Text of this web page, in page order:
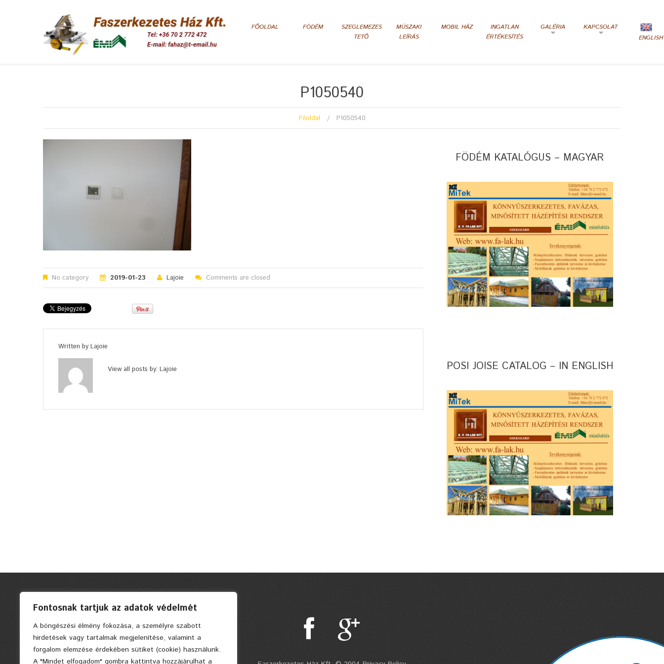
Fontosnak tartjuk az adatok védelmét
A böngészési élmény fokozása, a személyre szabott
hirdetések vagy tartalmak megjelenítése, valamint a
forgalom elemzése érdekében sütiket (cookie) használunk.
A "Mindet elfogadom" gombra kattintva hozzájárulhat a
FŐOLDAL FÖDÉM
SZEGLEMEZES
TETŐ
MÚSZAKI
LEÍRÁS
MOBIL HÁZ
INGATLAN
ÉRTÉKESÍTÉS
GALÉRIA
KAPCSOLAT
ENGLISH
P1050540
Főoldal P1050540
No category 2019-01-23 Lajoie Comments are closed
Written by Lajoie
View all posts by: Lajoie
FÖDÉM KATALÓGUS – MAGYAR
POSI JOISE CATALOG – IN ENGLISH